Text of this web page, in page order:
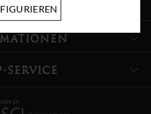
UNS
SERVICE